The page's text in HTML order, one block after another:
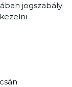
jogszabály